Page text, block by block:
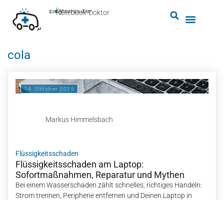
Notebook-Doktor
by
■
ipc-computer
cola
14. Oktober 2025
Markus Himmelsbach
Flüssigkeitsschaden
Flüssigkeitsschaden am Laptop:
Sofortmaßnahmen, Reparatur und Mythen
Bei einem Wasserschaden zählt schnelles, richtiges Handeln:
Strom trennen, Peripherie entfernen und Deinen Laptop in